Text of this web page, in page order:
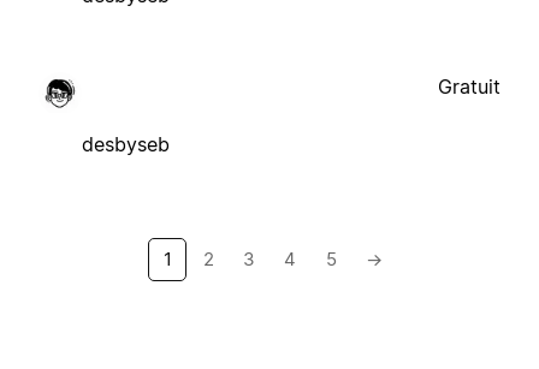
desbyseb
Gratuit
1 2 3 4 5 →